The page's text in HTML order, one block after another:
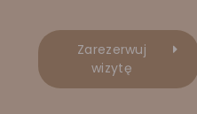
Zarezerwuj
wizytę